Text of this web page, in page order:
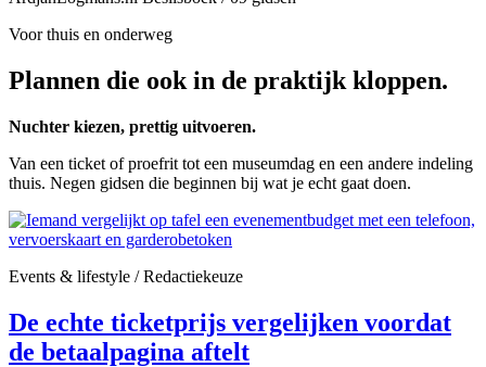
Voor thuis en onderweg
Plannen die ook in de praktijk kloppen.
Nuchter kiezen, prettig uitvoeren.
Van een ticket of proefrit tot een museumdag en een andere indeling
thuis. Negen gidsen die beginnen bij wat je echt gaat doen.
Events & lifestyle / Redactiekeuze
De echte ticketprijs vergelijken voordat
de betaalpagina aftelt